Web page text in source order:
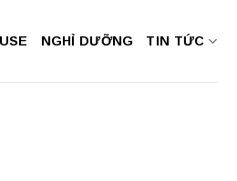
NGHỈ DƯỠNG TIN TỨC